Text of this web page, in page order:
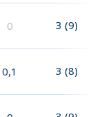
0 3 (9)
0,1 3 (8)